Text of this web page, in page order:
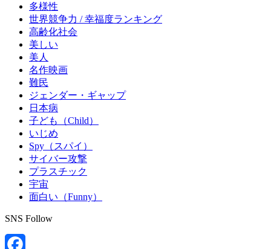
多様性
世界競争力 / 幸福度ランキング
高齢化社会
美しい
美人
名作映画
難民
ジェンダー・ギャップ
日本病
子ども（Child）
いじめ
Spy（スパイ）
サイバー攻撃
プラスチック
宇宙
面白い（Funny）
SNS Follow